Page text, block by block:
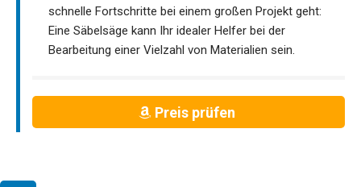
schnelle Fortschritte bei einem großen Projekt geht:
Eine Säbelsäge kann Ihr idealer Helfer bei der
Bearbeitung einer Vielzahl von Materialien sein.
Preis prüfen